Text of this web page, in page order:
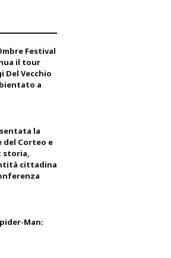
Festival
il tour
Del Vecchio
a
la
del Corteo e
storia,
cittadina
Man: